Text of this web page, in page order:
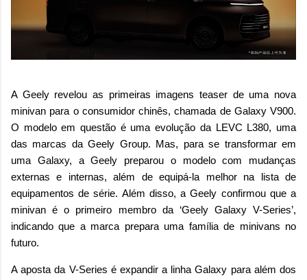
A Geely revelou as primeiras imagens teaser de uma nova
minivan para o consumidor chinês, chamada de Galaxy V900.
O modelo em questão é uma evolução da LEVC L380, uma
das marcas da Geely Group. Mas, para se transformar em
uma Galaxy, a Geely preparou o modelo com mudanças
externas e internas, além de equipá-la melhor na lista de
equipamentos de série. Além disso, a Geely confirmou que a
minivan é o primeiro membro da ‘Geely Galaxy V-Series’,
indicando que a marca prepara uma família de minivans no
futuro.
A aposta da V-Series é expandir a linha Galaxy para além dos